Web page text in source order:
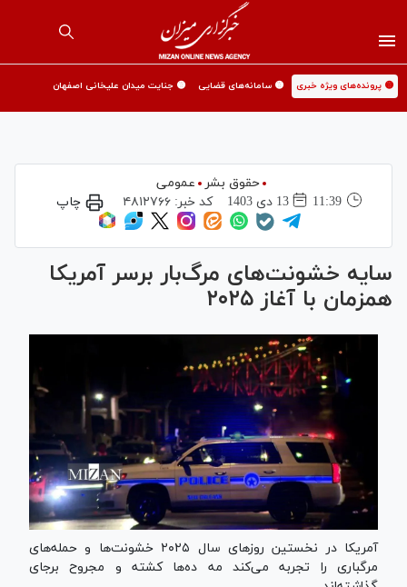
🟡 پرونده‌های ویژه خبری 🟡 سامانه‌های قضایی 🟡 جنایت میدان علیخانی اصفهان
حقوق بشر
عمومی
11:39
13 دی 1403 کد خبر: ۴۸۱۲۷۶۶ چاپ
سایه خشونت‌های مرگ‌بار برسر آمریکا
همزمان با آغاز ۲۰۲۵
آمریکا در نخستین روز‌های سال ۲۰۲۵ خشونت‌ها و حمله‌های
مرگ‎باری را تجربه می‌کند مه ده‌ها کشته و مجروح برجای